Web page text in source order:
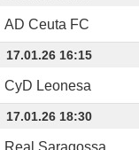
AD Ceuta FC
17.01.26 16:15
CyD Leonesa
17.01.26 18:30
Real Saragossa